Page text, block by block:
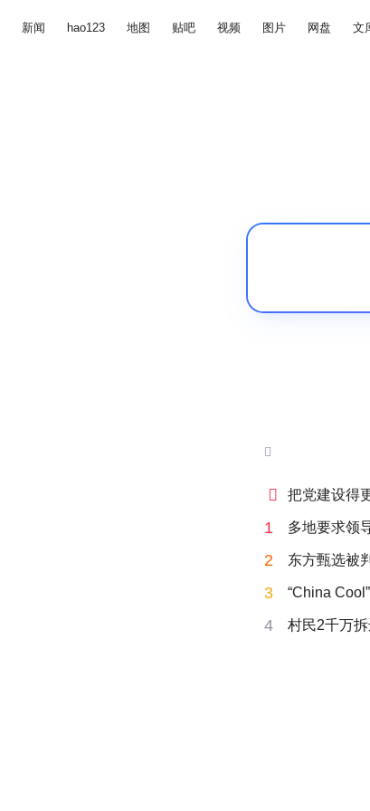
新闻 hao123 地图 贴吧 视频 图片 网盘 文

 把党建设得
1 多地要求领
2 东方甄选被
3 “China
4 村民2千万拆